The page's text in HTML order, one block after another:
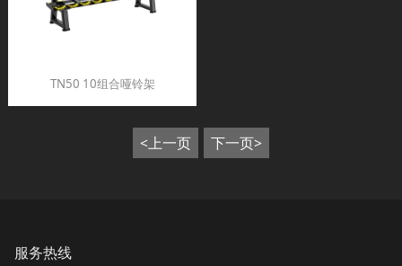
TN50 10组合哑铃架
<上一页 下一页>
服务热线